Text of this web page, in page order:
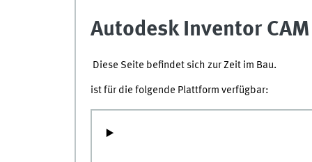
Autodesk Inventor CAM
Diese Seite befindet sich zur Zeit im Bau.
ist für die folgende Plattform verfügbar: